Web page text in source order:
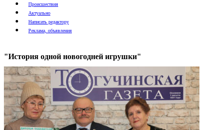
Происшествия
Актуально
Написать редактору
Реклама, объявления
"История одной новогодней игрушки"